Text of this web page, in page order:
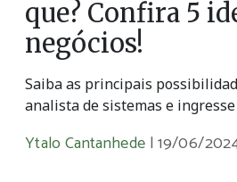
que? Confira 5
negócios!
Saiba as principais
analista de sistemas e
Ytalo Cantanhede |19/06/